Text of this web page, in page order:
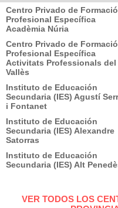
Centro Privado de
Profesional Específica
Acadèmia Núria
Centro Privado de
Profesional Específica
Activitats Professionals del
Vallès
Instituto de Educación
Secundaria (IES) Agustí
i Fontanet
Instituto de Educación
Secundaria (IES) Alexandre
Satorras
Instituto de Educación
Secundaria (IES) Alt
VER TODOS LOS